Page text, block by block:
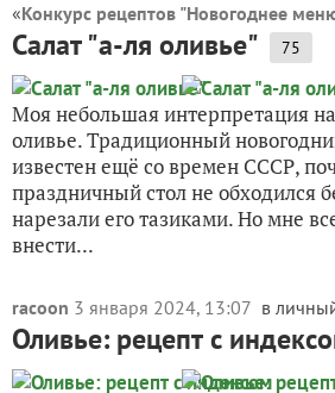
«Конкурс рецептов "Новогоднее
Салат "а-ля оливье" 75
Моя небольшая интерпретация
оливье. Традиционный
известен ещё со времен СССР,
праздничный стол не обходился
нарезали его тазиками. Но мне
внести...
racoon 3 января 2024, 13:07 в
Оливье: рецепт с